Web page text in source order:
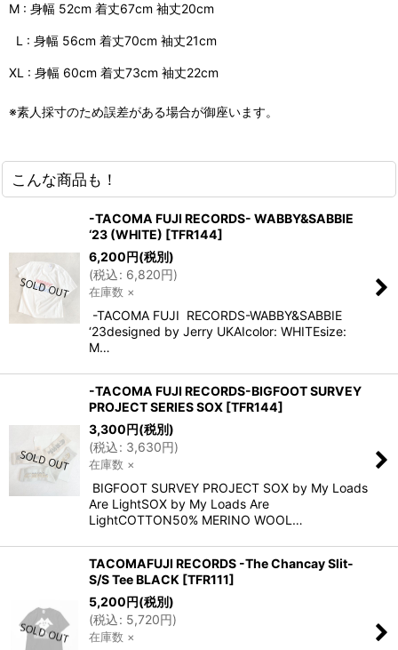
M : 身幅 52cm 着丈67cm 袖丈20cm
L : 身幅 56cm 着丈70cm 袖丈21cm
XL : 身幅 60cm 着丈73cm 袖丈22cm
※素人採寸のため誤差がある場合が御座います。
こんな商品も！
-TACOMA FUJI RECORDS- WABBY&SABBIE
‘23 (WHITE) [TFR144]
6,200円(税別)
(税込: 6,820円)
在庫数 ×
-TACOMA FUJI RECORDS-WABBY&SABBIE
‘23designed by Jerry UKAIcolor: WHITEsize:
M…
-TACOMA FUJI RECORDS-BIGFOOT SURVEY
PROJECT SERIES SOX [TFR144]
3,300円(税別)
(税込: 3,630円)
在庫数 ×
BIGFOOT SURVEY PROJECT SOX by My Loads
Are LightSOX by My Loads Are
LightCOTTON50% MERINO WOOL…
TACOMAFUJI RECORDS -The Chancay Slit-
S/S Tee BLACK [TFR111]
5,200円(税別)
(税込: 5,720円)
在庫数 ×